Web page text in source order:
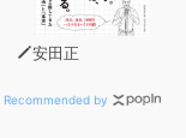
かりやすく分析し
安田正
Recommended by